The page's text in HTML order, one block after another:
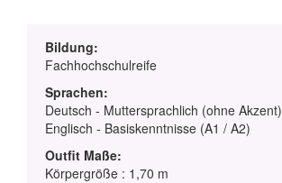
Bildung:
Fachhochschulreife
Sprachen:
Deutsch - Muttersprachlich (ohne Akzent)
Englisch - Basiskenntnisse (A1 / A2)
Outfit Maße:
Körpergröße : 1,70 m